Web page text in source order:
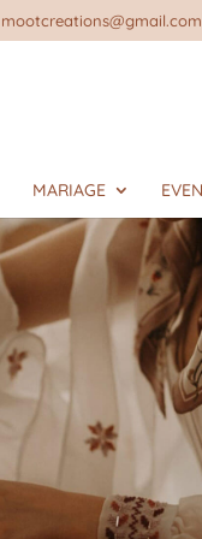
mootcreations@gmail.com
MARIAGE